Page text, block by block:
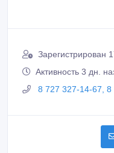
Зарегистрирован
Активность 3 дн.
8 727 327-14-67, 8